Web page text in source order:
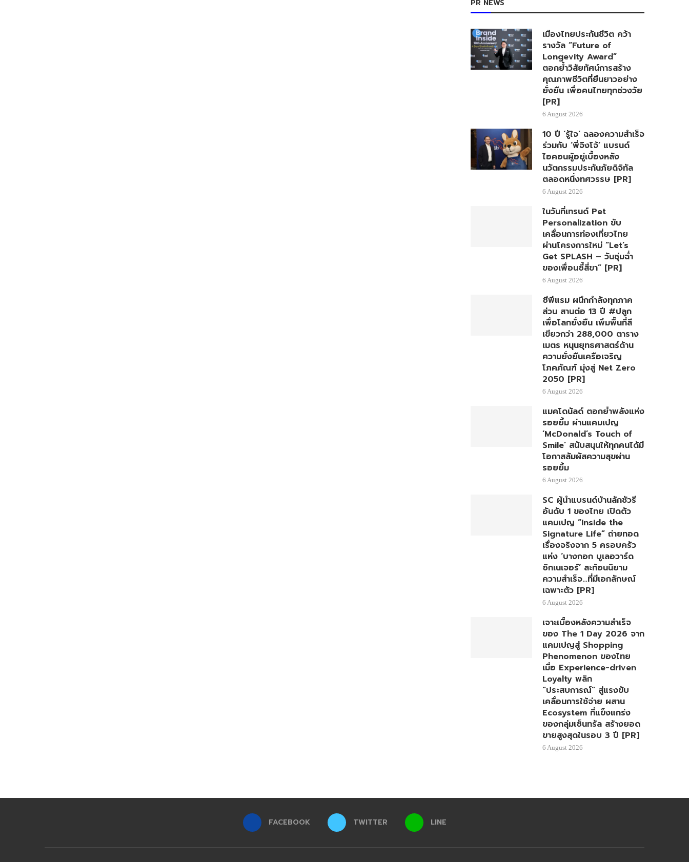
PR NEWS
เมืองไทยประกันชีวิต คว้า
รางวัล “Future of
Longevity Award”
ตอกย้ำวิสัยทัศน์การสร้าง
คุณภาพชีวิตที่ยืนยาวอย่าง
ยั่งยืน เพื่อคนไทยทุกช่วงวัย
[PR]
6 August 2026
10 ปี ‘รู้ใจ’ ฉลองความสำเร็จ
ร่วมกับ ‘พี่จิงโจ้’ แบรนด์
ไอคอนผู้อยู่เบื้องหลัง
นวัตกรรมประกันภัยดิจิทัล
ตลอดหนึ่งทศวรรษ [PR]
6 August 2026
ในวันที่เทรนด์ Pet
Personalization ขับ
เคลื่อนการท่องเที่ยวไทย
ผ่านโครงการใหม่ “Let’s
Get SPLASH – วันชุ่มฉ่ำ
ของเพื่อนซี้สี่ขา” [PR]
6 August 2026
ซีพีแรม ผนึกกำลังทุกภาค
ส่วน สานต่อ 13 ปี #ปลูก
เพื่อโลกยั่งยืน เพิ่มพื้นที่สี
เขียวกว่า 288,000 ตาราง
เมตร หนุนยุทธศาสตร์ด้าน
ความยั่งยืนเครือเจริญ
โภคภัณฑ์ มุ่งสู่ Net Zero
2050 [PR]
6 August 2026
แมคโดนัลด์ ตอกย้ำพลังแห่ง
รอยยิ้ม ผ่านแคมเปญ
‘McDonald’s Touch of
Smile’ สนับสนุนให้ทุกคนได้มี
โอกาสสัมผัสความสุขผ่าน
รอยยิ้ม
6 August 2026
SC ผู้นำแบรนด์บ้านลักชัวรี
อันดับ 1 ของไทย เปิดตัว
แคมเปญ “Inside the
Signature Life” ถ่ายทอด
เรื่องจริงจาก 5 ครอบครัว
แห่ง ‘บางกอก บูเลอวาร์ด
ซิกเนเจอร์’ สะท้อนนิยาม
ความสำเร็จ…ที่มีเอกลักษณ์
เฉพาะตัว [PR]
6 August 2026
เจาะเบื้องหลังความสำเร็จ
ของ The 1 Day 2026 จาก
แคมเปญสู่ Shopping
Phenomenon ของไทย
เมื่อ Experience-driven
Loyalty พลิก
“ประสบการณ์” สู่แรงขับ
เคลื่อนการใช้จ่าย ผสาน
Ecosystem ที่แข็งแกร่ง
ของกลุ่มเซ็นทรัล สร้างยอด
ขายสูงสุดในรอบ 3 ปี [PR]
6 August 2026
FACEBOOK TWITTER LINE